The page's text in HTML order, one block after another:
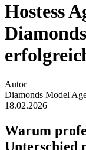
Hostess
Autor
Diamonds Model
18.02.2026
Warum
Unterschied